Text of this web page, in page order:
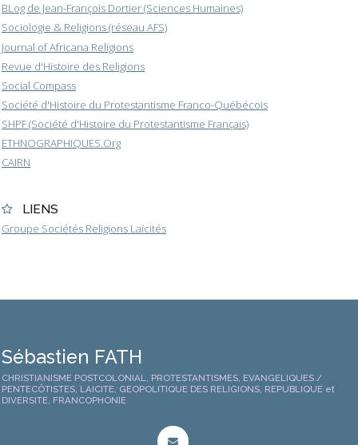
BLog de Jean-François Dortier (Sciences Humaines)
Sociologie & Religions (réseau AFS)
Journal of Africana Religions
Revue d'Histoire des Religions
Social Compass
Société d'Histoire du Protestantisme Franco-Québécois
SHPF (Société d'Histoire du Protestantisme Français)
ETHNOGRAPHIQUES.Org
CAIRN
LIENS
Groupe Sociétés Religions Laïcités
Sébastien FATH
CHRISTIANISME POSTCOLONIAL, PROTESTANTISMES, EVANGELIQUES /
PENTECÔTISTES, LAICITE, GEOPOLITIQUE DES RELIGIONS, REPUBLIQUE et
DIVERSITE, FRANCOPHONIE